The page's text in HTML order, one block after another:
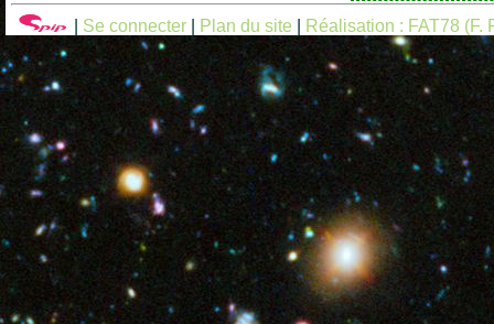
Se connecter Plan du site Réalisation : FAT78 (F.